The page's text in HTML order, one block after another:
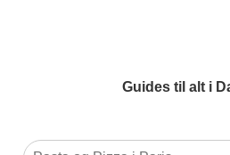
Guides til alt i